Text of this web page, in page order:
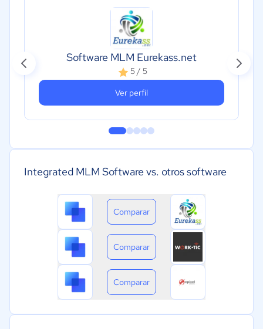
Software MLM Eurekass.net
5 / 5
Ver perfil
Integrated MLM Software vs. otros software
Comparar
Comparar
Comparar